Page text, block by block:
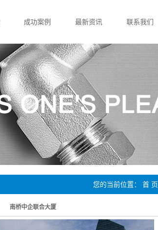
成功案例
医院项目
酒店项目
会展及办公项目
小区项目
学校项目
最新资讯
公司新闻
行业新闻
技术知识
联系我们
您的当前位置： 首 页
南桥中企联合大厦